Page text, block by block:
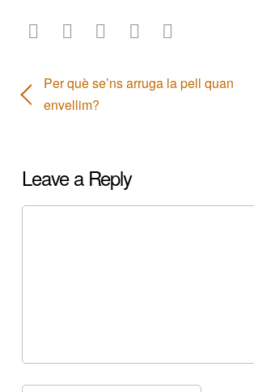
Per què se’ns arruga la pell quan
envellim?
Leave a Reply